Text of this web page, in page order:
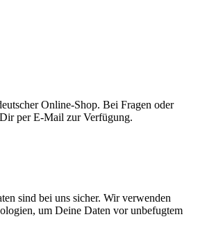
Online-Shop. Bei Fragen oder
per E-Mail zur Verfügung.
sind bei uns sicher. Wir verwenden
um Deine Daten vor unbefugtem